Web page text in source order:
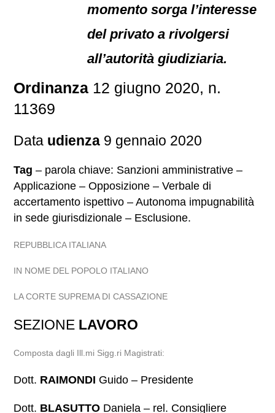
momento sorga l’interesse
del privato a rivolgersi
all’autorità giudiziaria.
Ordinanza 12 giugno 2020, n.
11369
Data udienza 9 gennaio 2020
Tag – parola chiave: Sanzioni amministrative –
Applicazione – Opposizione – Verbale di
accertamento ispettivo – Autonoma impugnabilità
in sede giurisdizionale – Esclusione.
REPUBBLICA ITALIANA
IN NOME DEL POPOLO ITALIANO
LA CORTE SUPREMA DI CASSAZIONE
SEZIONE LAVORO
Composta dagli Ill.mi Sigg.ri Magistrati:
Dott. RAIMONDI Guido – Presidente
Dott. BLASUTTO Daniela – rel. Consigliere